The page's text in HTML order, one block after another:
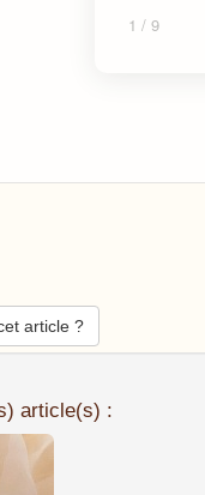
1 / 9
article ?
article(s) :